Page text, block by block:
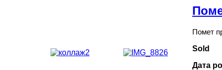
Помет
Sold
Дата